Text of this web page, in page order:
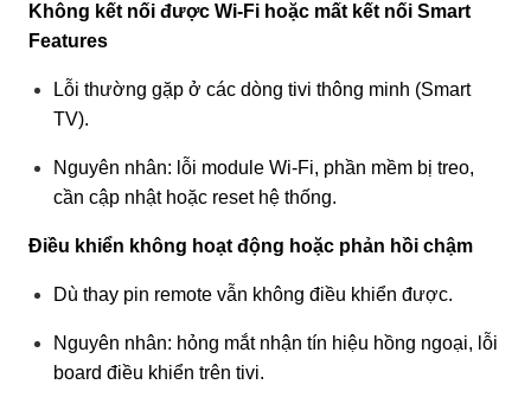
Không kết nối được Wi-Fi hoặc mất kết nối Smart
Features
Lỗi thường gặp ở các dòng tivi thông minh (Smart
TV).
Nguyên nhân: lỗi module Wi-Fi, phần mềm bị treo,
cần cập nhật hoặc reset hệ thống.
Điều khiển không hoạt động hoặc phản hồi chậm
Dù thay pin remote vẫn không điều khiển được.
Nguyên nhân: hỏng mắt nhận tín hiệu hồng ngoại, lỗi
board điều khiển trên tivi.